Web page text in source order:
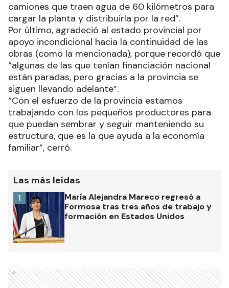
camiones que traen agua de 60 kilómetros para
cargar la planta y distribuirla por la red”.
Por último, agradeció al estado provincial por
apoyo incondicional hacia la continuidad de las
obras (como la mencionada), porque recordó que
“algunas de las que tenían financiación nacional
están paradas, pero gracias a la provincia se
siguen llevando adelante”.
“Con el esfuerzo de la provincia estamos
trabajando con los pequeños productores para
que puedan sembrar y seguir manteniendo su
estructura, que es la que ayuda a la economía
familiar”, cerró.
Las más leídas
María Alejandra Mareco regresó a
Formosa tras tres años de trabajo y
formación en Estados Unidos
1
Ads